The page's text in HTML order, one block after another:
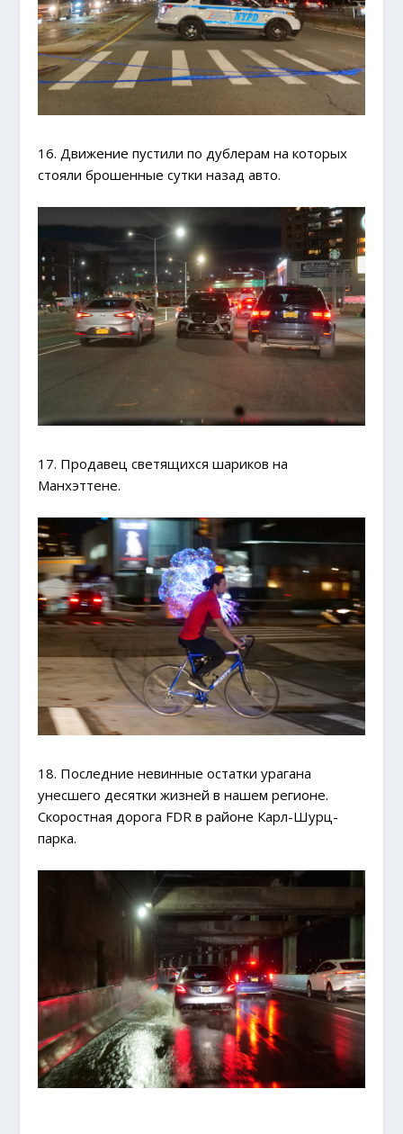
16. Движение пустили по дублерам на которых
стояли брошенные сутки назад авто.
17. Продавец светящихся шариков на
Манхэттене.
18. Последние невинные остатки урагана
унесшего десятки жизней в нашем регионе.
Скоростная дорога FDR в районе Карл-Шурц-
парка.